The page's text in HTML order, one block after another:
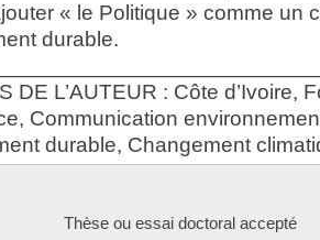
« le Politique » comme un
durable.
DE L’AUTEUR : Côte d’Ivoire,
Communication
durable, Changement
Thèse ou essai doctoral accepté